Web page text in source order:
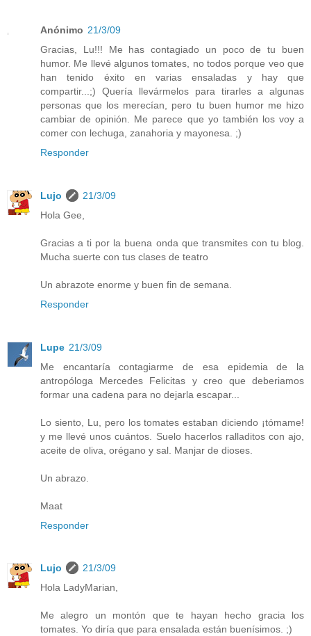
Anónimo 21/3/09
Gracias, Lu!!! Me has contagiado un poco de tu buen
humor. Me llevé algunos tomates, no todos porque veo que
han tenido éxito en varias ensaladas y hay que
compartir...;) Quería llevármelos para tirarles a algunas
personas que los merecían, pero tu buen humor me hizo
cambiar de opinión. Me parece que yo también los voy a
comer con lechuga, zanahoria y mayonesa. ;)
Responder
Lujo
21/3/09
Hola Gee,
Gracias a ti por la buena onda que transmites con tu blog.
Mucha suerte con tus clases de teatro
Un abrazote enorme y buen fin de semana.
Responder
Lupe 21/3/09
Me encantaría contagiarme de esa epidemia de la
antropóloga Mercedes Felicitas y creo que deberiamos
formar una cadena para no dejarla escapar...
Lo siento, Lu, pero los tomates estaban diciendo ¡tómame!
y me llevé unos cuántos. Suelo hacerlos ralladitos con ajo,
aceite de oliva, orégano y sal. Manjar de dioses.
Un abrazo.
Maat
Responder
Lujo
21/3/09
Hola LadyMarian,
Me alegro un montón que te hayan hecho gracia los
tomates. Yo diría que para ensalada están buenísimos. ;)